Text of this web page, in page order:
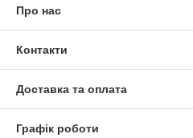
Про нас
Контакти
Доставка та оплата
Графік роботи